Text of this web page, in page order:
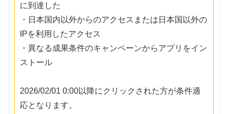
に到達した
・日本国内以外からのアクセスまたは日本国以外の
IPを利用したアクセス
・異なる成果条件のキャンペーンからアプリをイン
ストール
2026/02/01 0:00以降にクリックされた方が条件適
応となります。